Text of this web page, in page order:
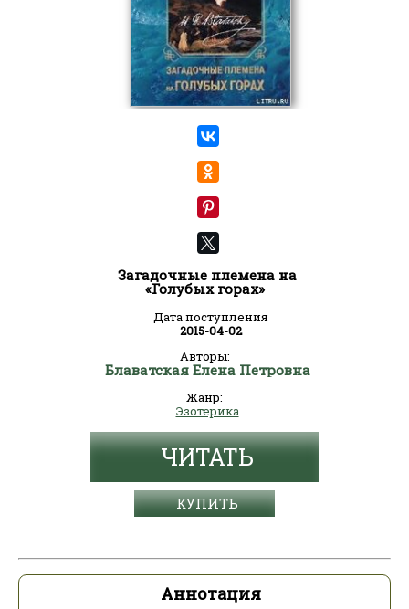
Загадочные племена на
«Голубых горах»
Дата поступления
2015-04-02
Авторы:
Блаватская Елена Петровна
Жанр:
Эзотерика
ЧИТАТЬ
КУПИТЬ
Аннотация